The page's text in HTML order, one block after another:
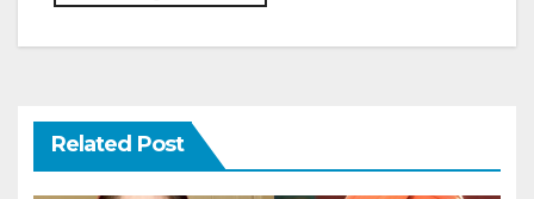
Related Post